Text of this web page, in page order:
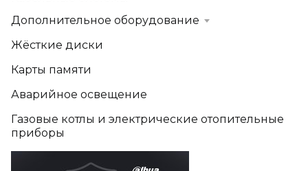
Дополнительное оборудование
Жёсткие диски
Карты памяти
Аварийное освещение
Газовые котлы и электрические отопительные
приборы